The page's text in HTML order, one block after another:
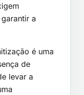
a
é uma
de
levar a